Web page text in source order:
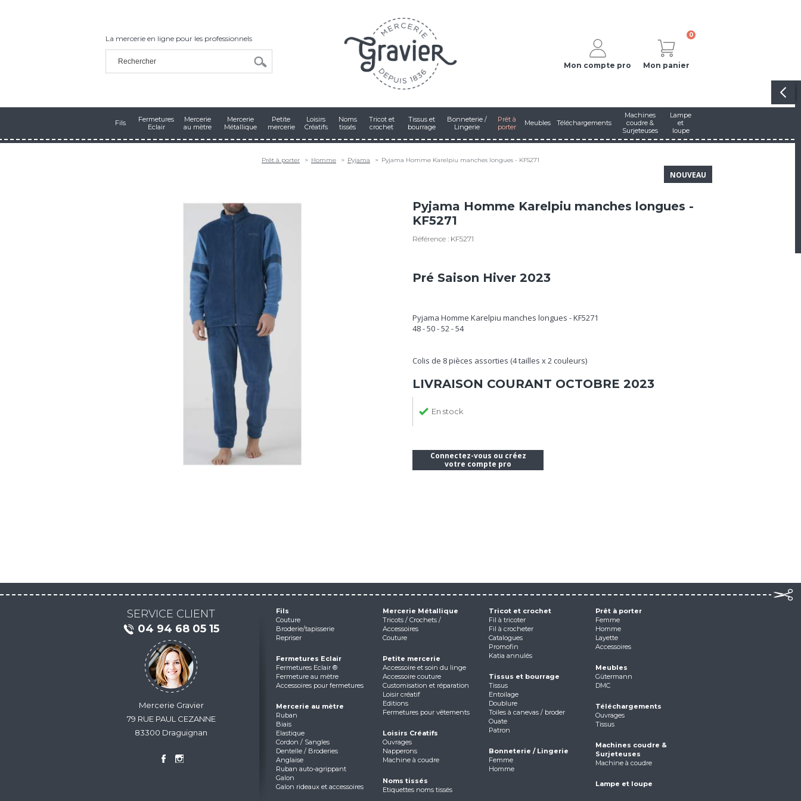
La mercerie en ligne pour les professionnels
Mon compte pro
0
Mon panier
Fils
Fermetures
Eclair
Mercerie
au mètre
Mercerie
Métallique
Petite
mercerie
Loisirs
Créatifs
Noms
tissés
Tricot et
crochet
Tissus et
bourrage
Bonneterie /
Lingerie
Prêt à
porter
Meubles Téléchargements
Machines
coudre &
Surjeteuses
Lampe
et
loupe
Prêt à porter Homme Pyjama Pyjama Homme Karelpiu manches longues - KF5271
NOUVEAU
Pyjama Homme Karelpiu manches longues -
KF5271
Référence : KF5271
Pré Saison Hiver 2023
Pyjama Homme Karelpiu manches longues - KF5271
48 - 50 - 52 - 54
Colis de 8 pièces assorties (4 tailles x 2 couleurs)
LIVRAISON COURANT OCTOBRE 2023
En stock
Connectez-vous ou créez
votre compte pro
SERVICE CLIENT
04 94 68 05 15
Mercerie Gravier
79 RUE PAUL CEZANNE
83300 Draguignan
Fils
Couture
Broderie/tapisserie
Repriser
Fermetures Eclair
Fermetures Eclair ®
Fermeture au mètre
Accessoires pour fermetures
Mercerie au mètre
Ruban
Biais
Elastique
Cordon / Sangles
Dentelle / Broderies
Anglaise
Ruban auto-agrippant
Galon
Galon rideaux et accessoires
Mercerie Métallique
Tricots / Crochets /
Accessoires
Couture
Petite mercerie
Accessoire et soin du linge
Accessoire couture
Customisation et réparation
Loisir créatif
Editions
Fermetures pour vêtements
Loisirs Créatifs
Ouvrages
Napperons
Machine à coudre
Noms tissés
Etiquettes noms tissés
Tricot et crochet
Fil à tricoter
Fil à crocheter
Catalogues
Promofin
Katia annulés
Tissus et bourrage
Tissus
Entoilage
Doublure
Toiles à canevas / broder
Ouate
Patron
Bonneterie / Lingerie
Femme
Homme
Prêt à porter
Femme
Homme
Layette
Accessoires
Meubles
Gütermann
DMC
Téléchargements
Ouvrages
Tissus
Machines coudre &
Surjeteuses
Machine à coudre
Lampe et loupe